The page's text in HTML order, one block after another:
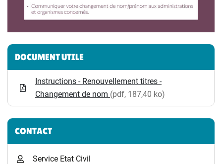
Informations complémentaires
DOCUMENT UTILE
Instructions - Renouvellement titres -
Changement de nom (pdf, 187,40 ko)
CONTACT
Service Etat Civil